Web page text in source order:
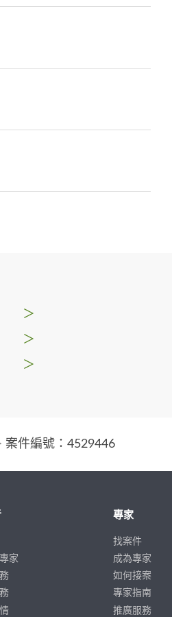
＞
＞
＞
案件編號：4529446
家
專家
找案件
成為專家
如何接案
專家指南
推廣服務